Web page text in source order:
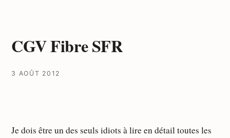
CGV Fibre SFR
3 AOÛT 2012
Je dois être un des seuls idiots à lire en détail toutes les